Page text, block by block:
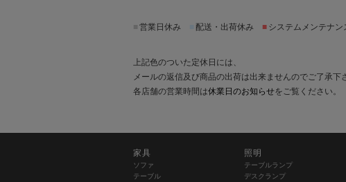
営業日休み 配送・出荷休み ■ システムメンテナン
上記色のついた定休日には、
メールの返信及び商品の出荷は出来ませんのでご了承下
各店舗の営業時間は休業日のお知らせをご覧ください。
家具
ソファ
テーブル
照明
テーブルランプ
デスクランプ